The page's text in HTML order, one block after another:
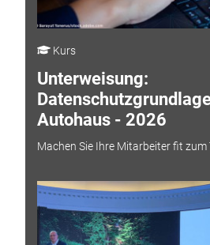
Kurs
Unterweisung:
Autohaus - 2026
Machen Sie Ihre Mitarbeiter fit zum